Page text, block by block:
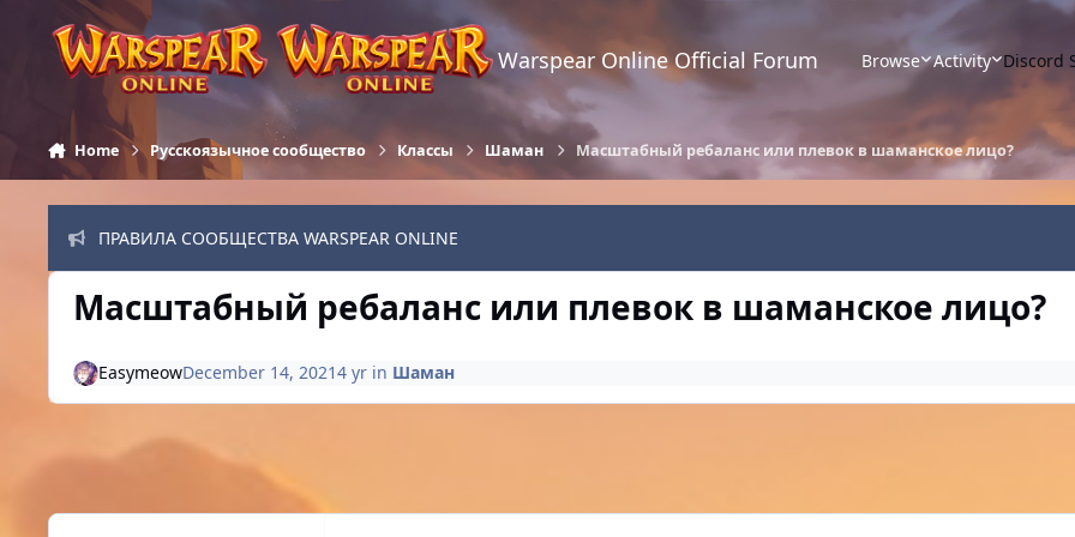
Skip to content
Warspear Online Official Forum Browse Activity Discord
Home Русскоязычное сообщество Классы Шаман Масштабный ребаланс или плевок в шаманское лицо?
ПРАВИЛА СООБЩЕСТВА WARSPEAR ONLINE
Масштабный ребаланс или плевок в шаманское лицо?
EasymeowDecember 14, 20214 yr in Шаман